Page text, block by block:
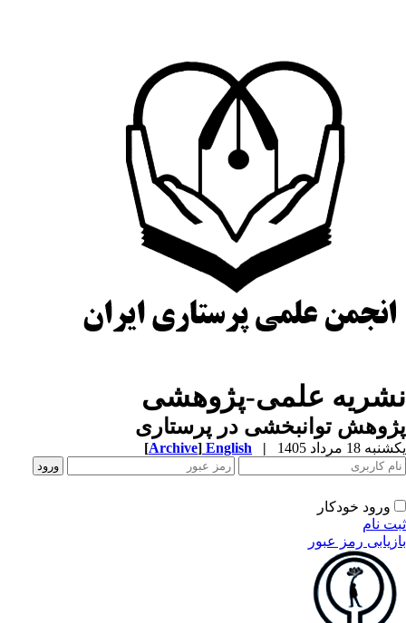
علمی-پژوهشی
توانبخشی در پرستاری
18 مرداد 1405 |
English
[Archive]
ورود خودکار
نام
رمز عبور